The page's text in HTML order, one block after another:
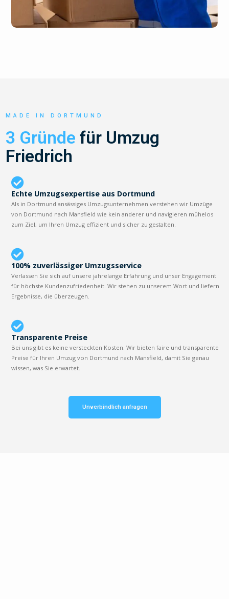
MADE IN DORTMUND
3 Gründe für Umzug
Friedrich
Echte Umzugsexpertise aus Dortmund
Als in Dortmund ansässiges Umzugsunternehmen verstehen wir Umzüge
von Dortmund nach Mansfield wie kein anderer und navigieren mühelos
zum Ziel, um Ihren Umzug effizient und sicher zu gestalten.
100% zuverlässiger Umzugsservice
Verlassen Sie sich auf unsere jahrelange Erfahrung und unser Engagement
für höchste Kundenzufriedenheit. Wir stehen zu unserem Wort und liefern
Ergebnisse, die überzeugen.
Transparente Preise
Bei uns gibt es keine versteckten Kosten. Wir bieten faire und transparente
Preise für Ihren Umzug von Dortmund nach Mansfield, damit Sie genau
wissen, was Sie erwartet.
Unverbindlich anfragen